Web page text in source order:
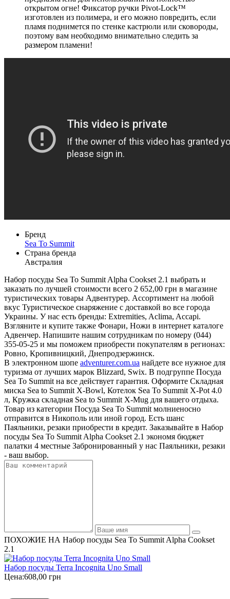
открытом огне! Фиксатор ручки Pivot-Lock™
изготовлен из полимера, и его можно повредить, если
пламя поднимется по стенке кастрюли или сковороды,
поэтому вам необходимо внимательно следить за
размером пламени!
Бренд
Sea To Summit
Страна бренда
Австралия
Набор посуды Sea To Summit Alpha Cookset 2.1 выбрать и
заказать по лучшей стоимости всего 2 652,00 грн в магазине
туристических товары Адвентурер. Ассортимент на любой
вкус Туристическое снаряжение с доставкой во все города
Украины. У нас есть бренды: Extremities, Aclima, Accapi.
Взгляните и купите также Фонари, Ножи в интернет каталоге
Адвенчер. Напишите нашим сотрудникам по номеру (044)
355-05-25 и мы поможем приобрести покупателям в регионах:
Ровно, Кропивницкий, Днепродзержинск.
В электронном шопе adventurer.com.ua найдете все нужное для
туризма от лучших марок Blizzard, Swix. В подгруппе Посуда
Sea To Summit на все действует гарантия. Оформите Складная
миска Sea to Summit X-Bowl, Котелок Sea To Summit X-Pot 4.0
л, Кружка складная Sea to Summit X-Mug для вашего отдыха.
Товар из категории Посуда Sea To Summit молниеносно
отправится в Никополь или иной город. Есть шанс
Паяльники, резаки приобрести в кредит. Заказывайте в Набор
посуды Sea To Summit Alpha Cookset 2.1 экономя бюджет
палатки 4 местные Забронированный у нас Паяльники, резаки
- ваш выбор.
ПОХОЖИЕ НА Набор посуды Sea To Summit Alpha Cookset
2.1
Набор посуды Terra Incognita Uno Small
Цена:608,00 грн